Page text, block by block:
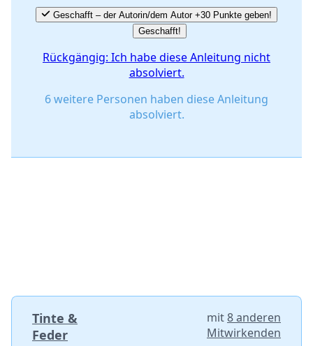
Geschafft – der Autorin/dem Autor +30 Punkte geben!
Geschafft!
Rückgängig: Ich habe diese Anleitung nicht
absolviert.
6 weitere Personen haben diese Anleitung
absolviert.
Tinte &
Feder
mit8 anderen
Mitwirkenden